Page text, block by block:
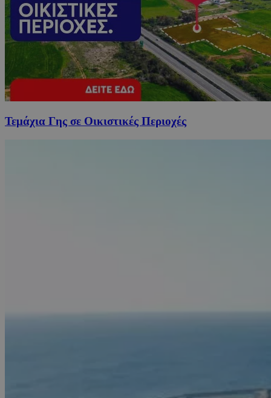
Τεμάχια Γης σε Οικιστικές Περιοχές